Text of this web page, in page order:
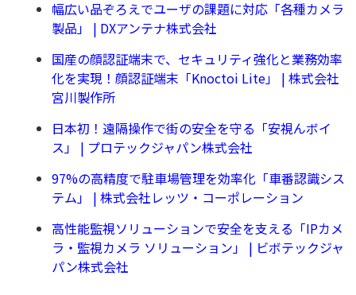
幅広い品ぞろえでユーザの課題に対応「各種カメラ
製品」 | DXアンテナ株式会社
国産の顔認証端末で、セキュリティ強化と業務効率
化を実現！顔認証端末「Knoctoi Lite」 | 株式会社
宮川製作所
日本初！遠隔操作で街の安全を守る「安視んボイ
ス」 | プロテックジャパン株式会社
97%の高精度で駐車場管理を効率化「車番認識シス
テム」 | 株式会社レッツ・コーポレーション
高性能監視ソリューションで安全を支える「IPカメ
ラ・監視カメラ ソリューション」 | ビボテックジャ
パン株式会社